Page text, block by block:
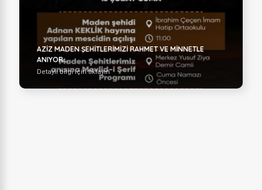
AZIZ MADEN ŞEHITLERIMIZI RAHMET VE MINNETLE
ANIYOR...
Detaylı bilgi için tıklayın